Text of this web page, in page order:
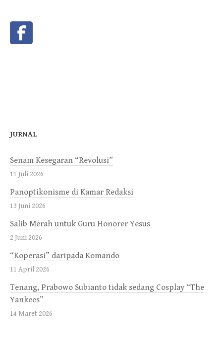
JURNAL
Senam Kesegaran “Revolusi”
11 Juli 2026
Panoptikonisme di Kamar Redaksi
13 Juni 2026
Salib Merah untuk Guru Honorer Yesus
2 Juni 2026
“Koperasi” daripada Komando
11 April 2026
Tenang, Prabowo Subianto tidak sedang Cosplay “The
Yankees”
14 Maret 2026